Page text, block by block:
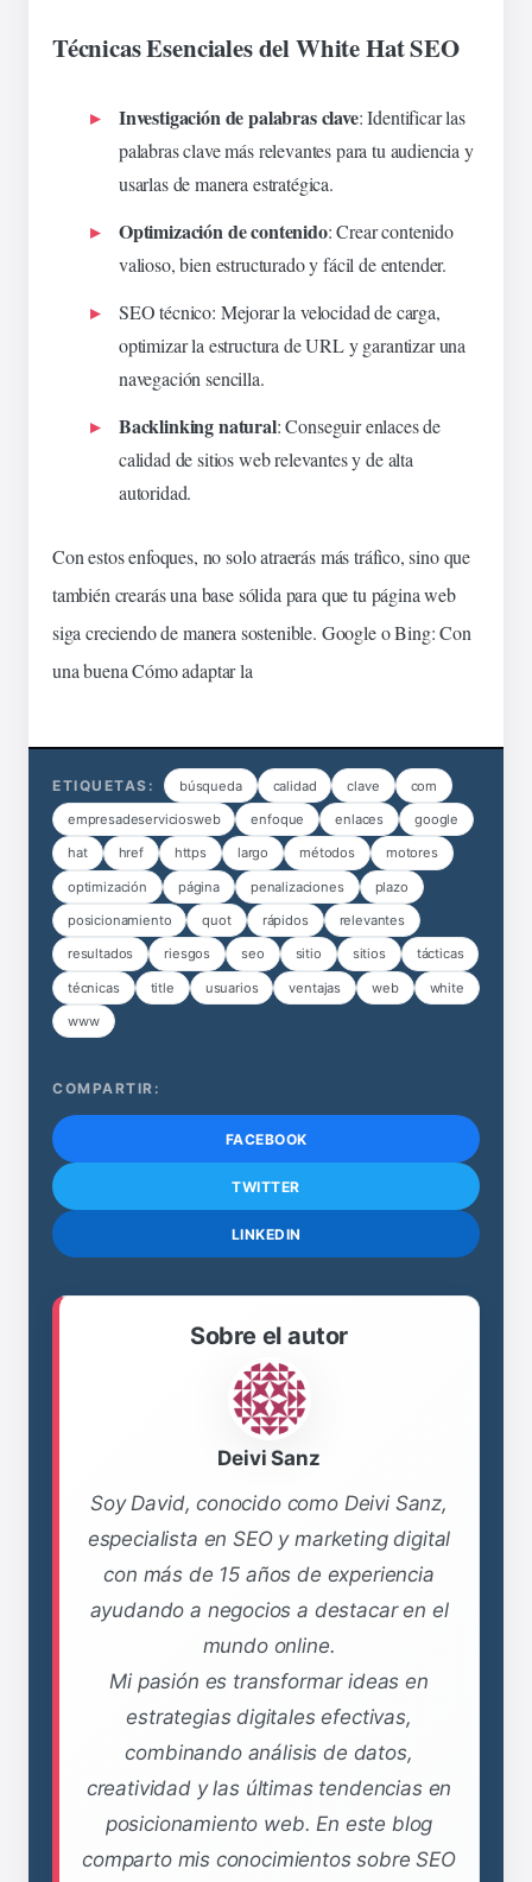
Técnicas Esenciales del White Hat SEO
Investigación de palabras clave: Identificar las
palabras clave más relevantes para tu audiencia y
usarlas de manera estratégica.
Optimización de contenido: Crear contenido
valioso, bien estructurado y fácil de entender.
SEO técnico: Mejorar la velocidad de carga,
optimizar la estructura de URL y garantizar una
navegación sencilla.
Backlinking natural: Conseguir enlaces de
calidad de sitios web relevantes y de alta
autoridad.
Con estos enfoques, no solo atraerás más tráfico, sino que
también crearás una base sólida para que tu página web
siga creciendo de manera sostenible. Google o Bing:Con
una buenaCómo adaptar la
ETIQUETAS: búsqueda calidad clave com
empresadeserviciosweb enfoque enlaces google
hat href https largo métodos motores
optimización página penalizaciones plazo
posicionamiento quot rápidos relevantes
resultados riesgos seo sitio sitios tácticas
técnicas title usuarios ventajas web white
www
COMPARTIR:
FACEBOOK
TWITTER
LINKEDIN
Sobre el autor
Deivi Sanz
Soy David, conocido como Deivi Sanz,
especialista en SEO y marketing digital
con más de 15 años de experiencia
ayudando a negocios a destacar en el
mundo online.
Mi pasión es transformar ideas en
estrategias digitales efectivas,
combinando análisis de datos,
creatividad y las últimas tendencias en
posicionamiento web. En este blog
comparto mis conocimientos sobre SEO